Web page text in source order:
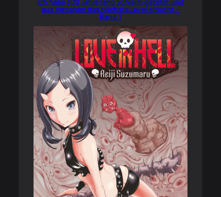
Ich habe 300 Jahre lang Schleim getötet und
aus Versehen das höchste Level erreicht –
Band 1